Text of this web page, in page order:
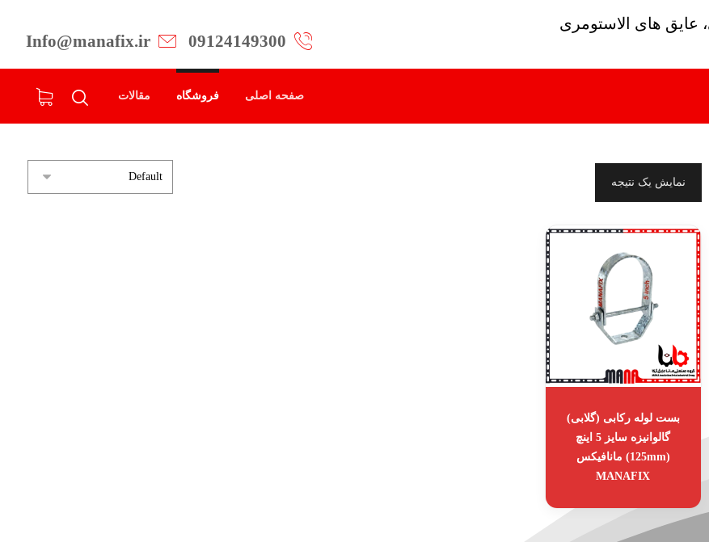
عایق های الاستومری
Info@manafix.ir 09124149300
صفحه اصلی فروشگاه مقالات
نمایش یک نتیجه
بست لوله رکابی (گلابی)
گالوانیزه سایز 5 اینچ
(125mm) مانافیکس
MANAFIX